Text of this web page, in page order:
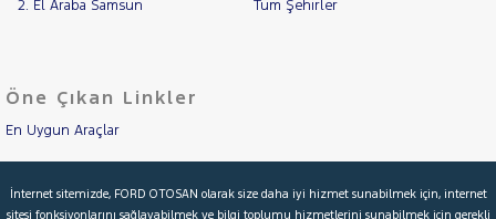
2. El Araba Samsun Tüm Şehirler
Öne Çıkan Linkler
En Uygun Araçlar
İnternet sitemizde, FORD OTOSAN olarak size daha iyi hizmet sunabilmek için, internet
sitesi fonksiyonlarını sağlayabilmek ve bilgi toplumu hizmetlerini sunabilmek için gerekli